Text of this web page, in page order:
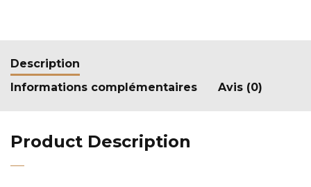
Description
Informations complémentaires
Avis (0)
Product Description